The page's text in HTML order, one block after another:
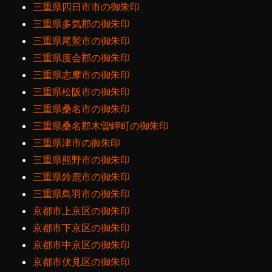
三重県四日市市の御朱印
三重県多気郡の御朱印
三重県尾鷲市の御朱印
三重県度会郡の御朱印
三重県志摩市の御朱印
三重県松阪市の御朱印
三重県桑名市の御朱印
三重県桑名郡木曽岬町の御朱印
三重県津市の御朱印
三重県熊野市の御朱印
三重県鈴鹿市の御朱印
三重県鳥羽市の御朱印
京都市上京区の御朱印
京都市下京区の御朱印
京都市中京区の御朱印
京都市伏見区の御朱印